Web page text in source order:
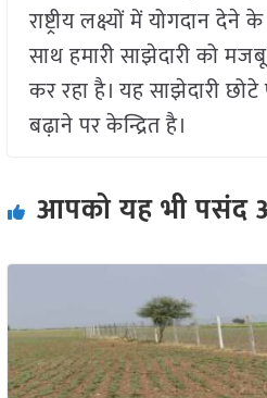
राष्ट्रीय लक्ष्यों में योगदान
साथ हमारी साझेदारी को
कर रहा है। यह साझेदारी
बढ़ाने पर केन्द्रित है।
आपको यह भी पसंद